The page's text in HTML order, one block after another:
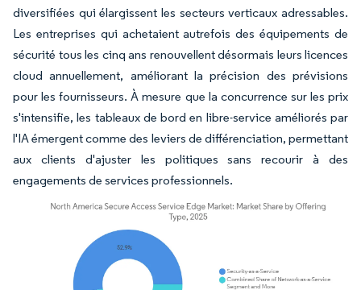
diversifiées qui élargissent les secteurs verticaux adressables.
Les entreprises qui achetaient autrefois des équipements de
sécurité tous les cinq ans renouvellent désormais leurs licences
cloud annuellement, améliorant la précision des prévisions
pour les fournisseurs. À mesure que la concurrence sur les prix
s'intensifie, les tableaux de bord en libre-service améliorés par
l'IA émergent comme des leviers de différenciation, permettant
aux clients d'ajuster les politiques sans recourir à des
engagements de services professionnels.